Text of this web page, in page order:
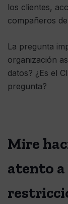
los clientes,
compañeros
La pregunta
organización
datos? ¿Es el
pregunta?
Mire
atento a